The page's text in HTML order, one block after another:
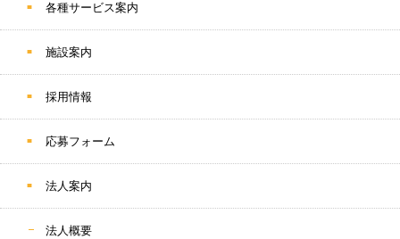
各種サービス案内
施設案内
採用情報
応募フォーム
法人案内
法人概要